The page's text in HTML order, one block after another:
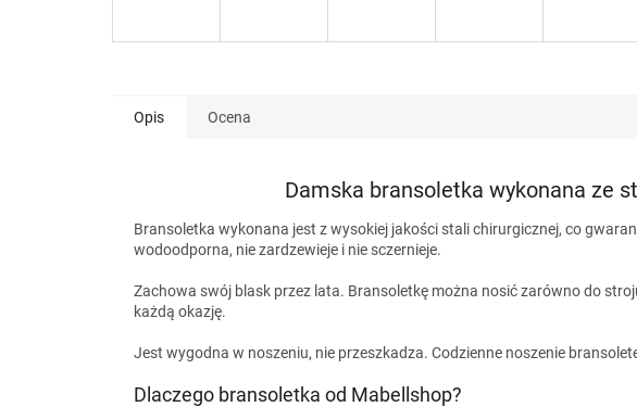
Opis Ocena
Damska bransoletka wykonana ze
Bransoletka wykonana jest z wysokiej jakości stali chirurgicznej, co
wodoodporna, nie zardzewieje i nie sczernieje.
Zachowa swój blask przez lata. Bransoletkę można nosić zarówno do
każdą okazję.
Jest wygodna w noszeniu, nie przeszkadza. Codzienne noszenie
Dlaczego bransoletka od Mabellshop?